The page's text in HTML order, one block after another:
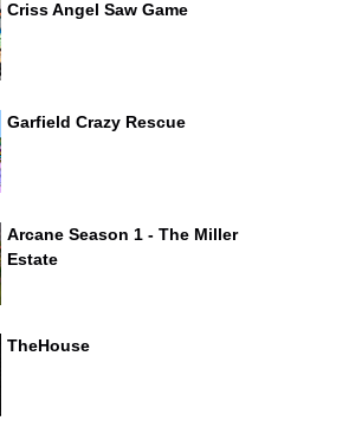
Criss Angel Saw Game
Garfield Crazy Rescue
Arcane Season 1 - The Miller
Estate
TheHouse